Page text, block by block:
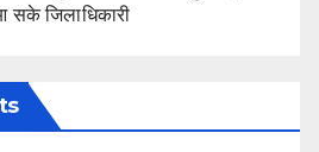
सके जिलाधिकारी